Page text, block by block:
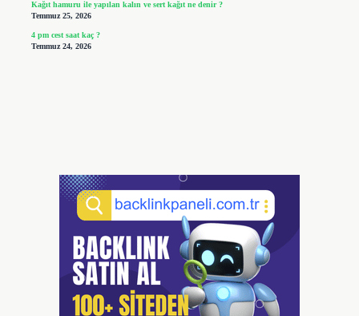
Kağıt hamuru ile yapılan kalın ve sert kağıt ne denir ?
Temmuz 25, 2026
4 pm cest saat kaç ?
Temmuz 24, 2026